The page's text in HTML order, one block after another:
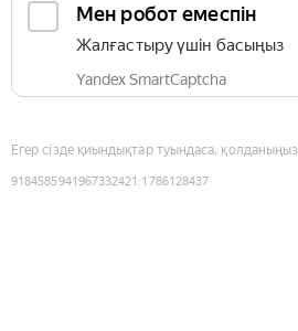
Мен робот емеспін
Жалғастыру үшін басыңыз
Yandex SmartCaptcha
Егер сізде қиындықтар туындаса, қолданыңыз
9184585941967332421 :1786128437